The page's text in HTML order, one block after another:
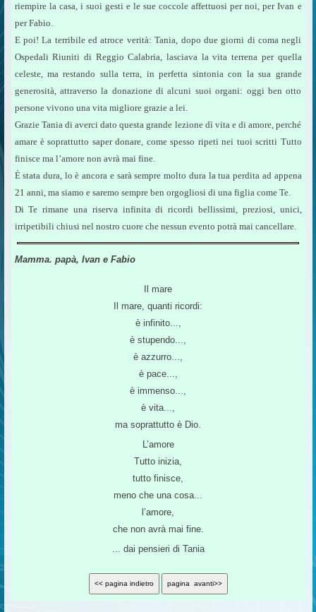
riempire la casa, i suoi gesti e le sue coccole affettuosi per noi, per Ivan e
per Fabio.
E poi! La terribile ed atroce verità: Tania, dopo due giorni di coma negli
Ospedali Riuniti di Reggio Calabria, lasciava la vita terrena per quella
celeste, ma restando sulla terra, in perfetta sintonia con la sua grande
generosità, attraverso la donazione di alcuni suoi organi: oggi ben otto
persone vivono una vita migliore grazie a lei.
Grazie Tania di averci dato questa grande lezione dì vita e di amore, perché
amare è soprattutto saper donare, come spesso ripeti nei tuoi scritti Tutto
finisce ma l’amore non avrà mai fine.
È stata dura, lo è ancora e sarà sempre molto dura la tua perdita ad appena
21 anni, ma siamo e saremo sempre ben orgogliosi di una figlia come Te.
Di Te rimane una riserva infinita di ricordi bellissimi, preziosi, unici,
irripetibili chiusi nel nostro cuore che nessun evento potrà mai cancellare.
Mamma. papà, Ivan e Fabio
Il mare
Il mare, quanti ricordi:
è infinito...,
è stupendo...,
è azzurro...,
è pace...,
è immenso...,
è vita...,
ma soprattutto è Dio.
L’amore
Tutto inizia,
tutto finisce,
meno che una cosa...
l’amore,
che non avrà mai fine.
... dai pensieri di Tania